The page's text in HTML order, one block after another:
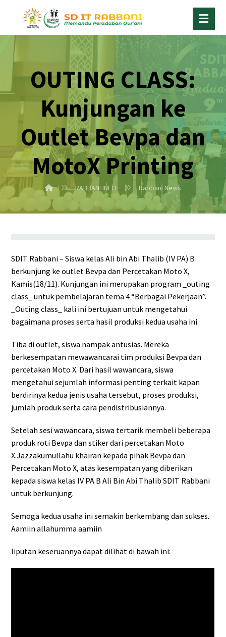
OUTING CLASS:
Kunjungan ke
Outlet Bevpa dan
MotoX Printing
RABBANI INFO Rabbani News
SDIT Rabbani – Siswa kelas Ali bin Abi Thalib (IV PA) B
berkunjung ke outlet Bevpa dan Percetakan Moto X,
Kamis(18/11). Kunjungan ini merupakan program _outing
class_ untuk pembelajaran tema 4 “Berbagai Pekerjaan”.
_Outing class_ kali ini bertujuan untuk mengetahui
bagaimana proses serta hasil produksi kedua usaha ini.
Tiba di outlet, siswa nampak antusias. Mereka
berkesempatan mewawancarai tim produksi Bevpa dan
percetakan Moto X. Dari hasil wawancara, siswa
mengetahui sejumlah informasi penting terkait kapan
berdirinya kedua jenis usaha tersebut, proses produksi,
jumlah produk serta cara pendistribusiannya.
Setelah sesi wawancara, siswa tertarik membeli beberapa
produk roti Bevpa dan stiker dari percetakan Moto
X.Jazzakumullahu khairan kepada pihak Bevpa dan
Percetakan Moto X, atas kesempatan yang diberikan
kepada siswa kelas IV PA B Ali Bin Abi Thalib SDIT Rabbani
untuk berkunjung.
Semoga kedua usaha ini semakin berkembang dan sukses.
Aamiin allahumma aamiin
liputan keseruannya dapat dilihat di bawah ini: